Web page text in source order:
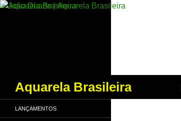
Aquarela Brasileira
LANÇAMENTOS